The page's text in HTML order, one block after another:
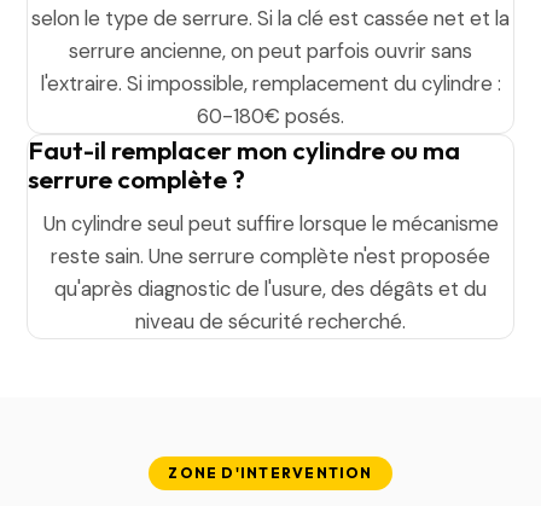
selon le type de serrure. Si la clé est cassée net et la
serrure ancienne, on peut parfois ouvrir sans
l'extraire. Si impossible, remplacement du cylindre :
60-180€ posés.
Faut-il remplacer mon cylindre ou ma
serrure complète ?
Un cylindre seul peut suffire lorsque le mécanisme
reste sain. Une serrure complète n'est proposée
qu'après diagnostic de l'usure, des dégâts et du
niveau de sécurité recherché.
ZONE D'INTERVENTION